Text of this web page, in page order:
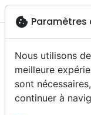
menu
cookie Paramètres
Nous utilisons
meilleure
sont
continuer à